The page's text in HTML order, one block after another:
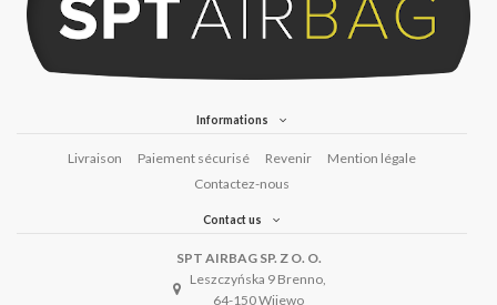
Informations
Livraison Paiement sécurisé Revenir
Mention légale
Contactez-nous
Contact us
SPT AIRBAG SP. Z O. O.
Leszczyńska 9 Brenno,
64-150 Wijewo